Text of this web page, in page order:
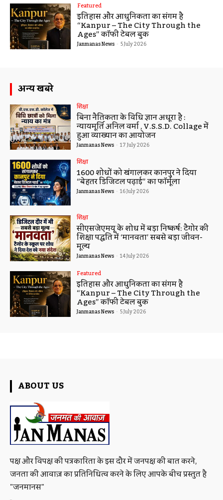
Featured
इतिहास और आधुनिकता का संगम है
“Kanpur – The City Through the
Ages” कॉफी टेबल बुक
Janmanas News 5 July 2026
अन्य खबरे
शिक्षा
बिना नैतिकता के विधि ज्ञान अधूरा है :
न्यायमूर्ति अनिल वर्मा , V.S.S.D. Collage में
हुआ व्याख्यान का आयोजन
Janmanas News 17 July 2026
शिक्षा
1600 शोधों को खंगालकर कानपुर ने दिया
“बेहतर डिजिटल पढ़ाई” का फॉर्मूला
Janmanas News 16 July 2026
शिक्षा
सीएसजेएमयू के शोध में बड़ा निष्कर्ष: टैगोर की
शिक्षा पद्धति में ‘मानवता’ सबसे बड़ा जीवन-
मूल्य
Janmanas News 14 July 2026
Featured
इतिहास और आधुनिकता का संगम है
“Kanpur – The City Through the
Ages” कॉफी टेबल बुक
Janmanas News 5 July 2026
ABOUT US
पक्ष और विपक्ष की पत्रकारिता के इस दौर में जनपक्ष की बात करने,
जनता की आवाज़ का प्रतिनिधित्व करने के लिए आपके बीच प्रस्तुत है
"जनमानस"